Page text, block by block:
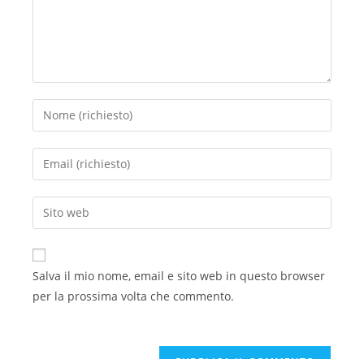
Salva il mio nome, email e sito web in questo browser
per la prossima volta che commento.